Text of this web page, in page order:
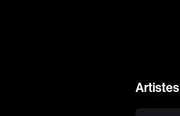
Artistes